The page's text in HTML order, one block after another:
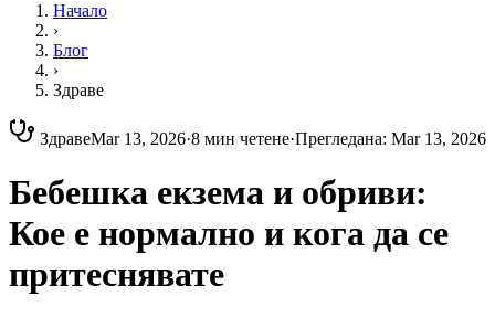
Начало
›
Блог
›
Здраве
ЗдравеMar 13, 2026·8 мин четене·Прегледана: Mar 13, 2026
Бебешка екзема и обриви:
Кое е нормално и кога да се
притеснявате